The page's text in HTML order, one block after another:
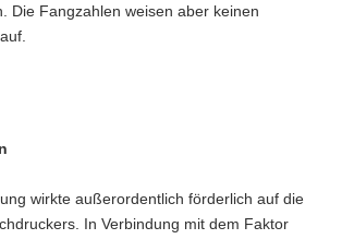
Die Fangzahlen weisen aber keinen
wirkte außerordentlich förderlich auf die
In Verbindung mit dem Faktor